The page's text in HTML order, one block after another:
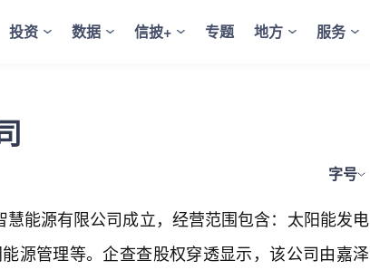
投资 数据 信披+ 专题 地方 服务
字号
能源有限公司成立，经营范围包含：太阳能发电
源管理等。企查查股权穿透显示，该公司由嘉泽